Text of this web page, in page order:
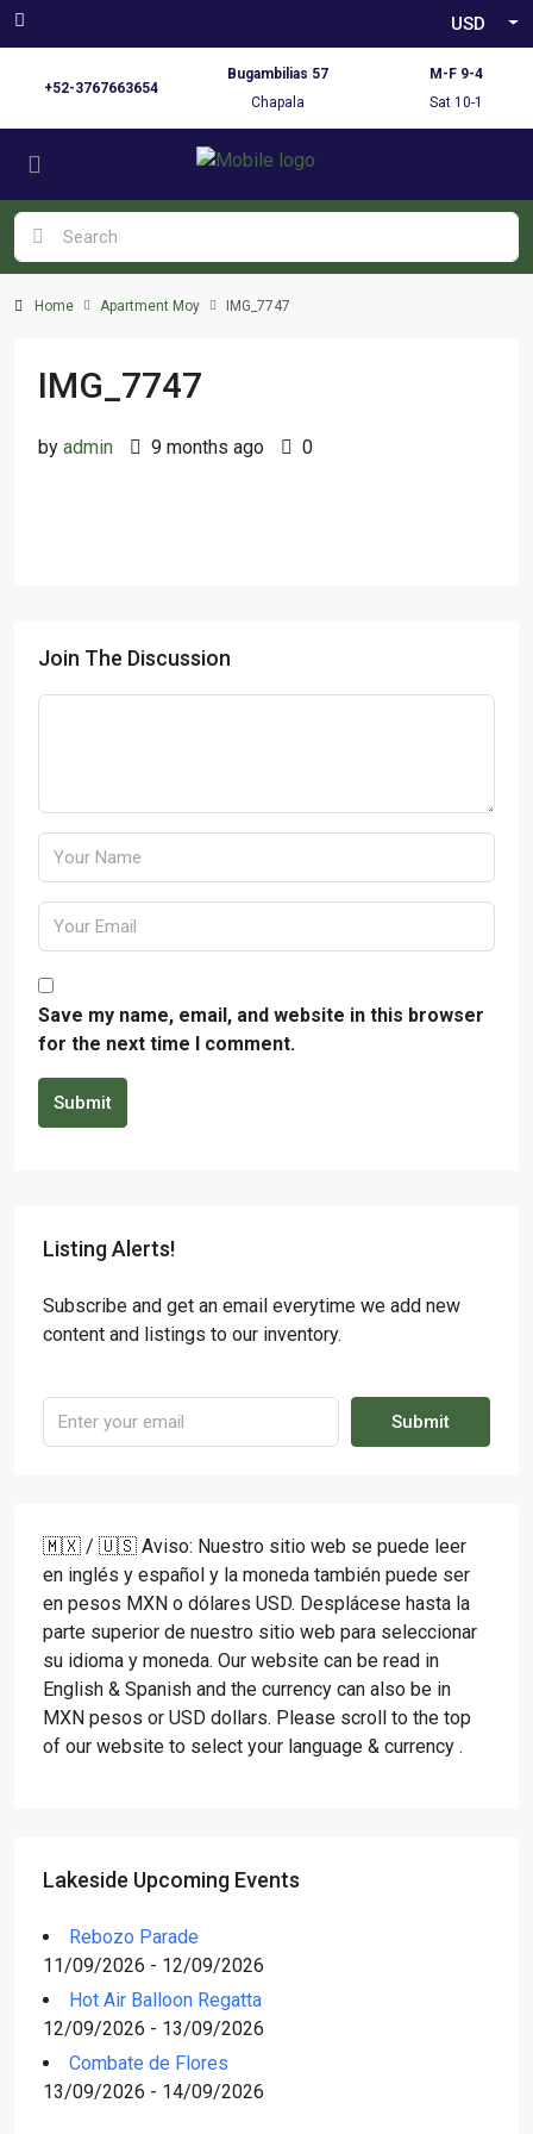
USD
+52-3767663654
Bugambilias 57
Chapala
M-F 9-4
Sat 10-1
Home Apartment Moy IMG_7747
IMG_7747
by admin 9 months ago 0
Join The Discussion
Save my name, email, and website in this browser
for the next time I comment.
Submit
Listing Alerts!
Subscribe and get an email everytime we add new
content and listings to our inventory.
Submit
🇲🇽 / 🇺🇸 Aviso: Nuestro sitio web se puede leer
en inglés y español y la moneda también puede ser
en pesos MXN o dólares USD. Desplácese hasta la
parte superior de nuestro sitio web para seleccionar
su idioma y moneda. Our website can be read in
English & Spanish and the currency can also be in
MXN pesos or USD dollars. Please scroll to the top
of our website to select your language & currency .
Lakeside Upcoming Events
Rebozo Parade
11/09/2026 - 12/09/2026
Hot Air Balloon Regatta
12/09/2026 - 13/09/2026
Combate de Flores
13/09/2026 - 14/09/2026